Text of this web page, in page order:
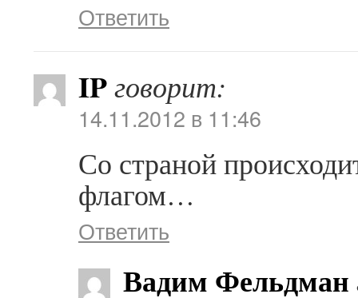
Ответить
IPговорит:
14.11.2012 в 11:46
Со страной
флагом…
Ответить
Вадим Фельдман